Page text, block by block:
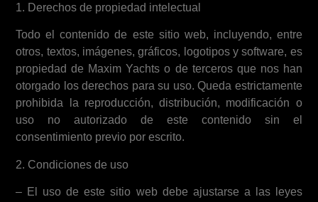
1. Derechos de propiedad intelectual
Todo el contenido de este sitio web, incluyendo, entre
otros, textos, imágenes, gráficos, logotipos y software, es
propiedad de Maxim Yachts o de terceros que nos han
otorgado los derechos para su uso. Queda estrictamente
prohibida la reproducción, distribución, modificación o
uso no autorizado de este contenido sin el
consentimiento previo por escrito.
2. Condiciones de uso
– El uso de este sitio web debe ajustarse a las leyes